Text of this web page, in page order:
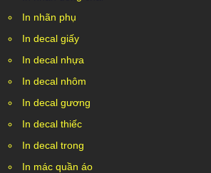
In nhãn phụ
In decal giấy
In decal nhựa
In decal nhôm
In decal gương
In decal thiếc
In decal trong
In mác quần áo